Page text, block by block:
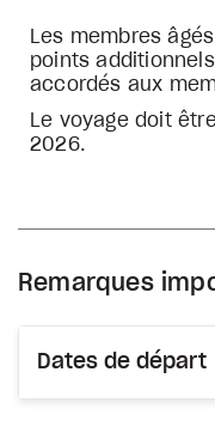
Les membres
points
accordés aux
Le voyage doit
2026.
Remarques
Dates de départ